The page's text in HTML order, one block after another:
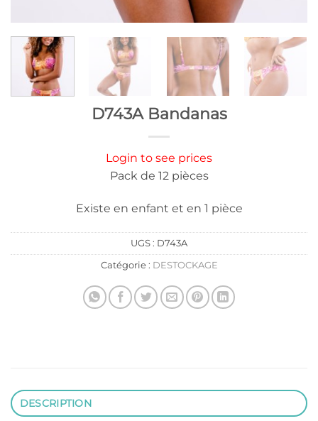
D743A Bandanas
Login to see prices
Pack de 12 pièces
Existe en enfant et en 1 pièce
UGS : D743A
Catégorie : DESTOCKAGE
DESCRIPTION